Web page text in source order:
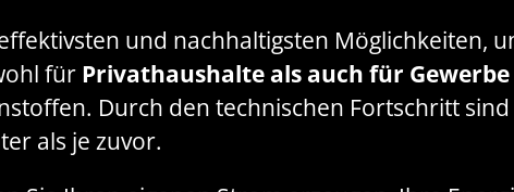
und nachhaltigsten Möglichkeiten,
für Privathaushalte als auch für
Durch den technischen Fortschritt
als je zuvor.